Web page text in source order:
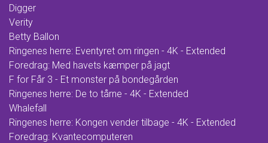
Digger
Verity
Betty Ballon
Ringenes herre: Eventyret om ringen - 4K - Extended
Foredrag: Med havets kæmper på jagt
F for Får 3 - Et monster på bondegården
Ringenes herre: De to tårne - 4K - Extended
Whalefall
Ringenes herre: Kongen vender tilbage - 4K - Extended
Foredrag: Kvantecomputeren